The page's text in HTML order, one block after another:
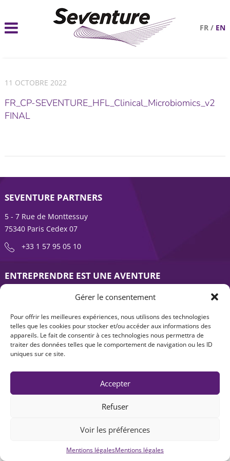
Gérer le consentement
Pour offrir les meilleures expériences, nous utilisons des technologies
telles que les cookies pour stocker et/ou accéder aux informations des
appareils. Le fait de consentir à ces technologies nous permettra de
traiter des données telles que le comportement de navigation ou les ID
uniques sur ce site.
Accepter
Refuser
Voir les préférences
Mentions légalesMentions légales
FR / EN
11 OCTOBRE 2022
FR_CP-SEVENTURE_HFL_Clinical_Microbiomics_v2
FINAL
SEVENTURE PARTNERS
5 - 7 Rue de Monttessuy
75340 Paris Cedex 07
+33 1 57 95 05 10
ENTREPRENDRE EST UNE AVENTURE
Expertises
Offre produits
Actualités
Contact
Accessibilité : non-conforme